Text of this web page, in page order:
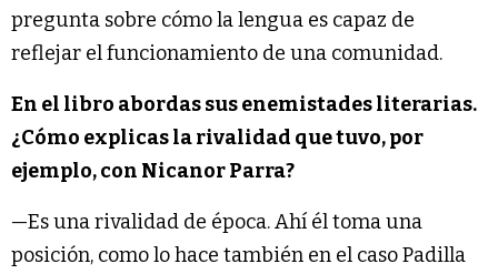
pregunta sobre cómo la lengua es capaz de
reflejar el funcionamiento de una comunidad.
En el libro abordas sus enemistades literarias.
¿Cómo explicas la rivalidad que tuvo, por
ejemplo, con Nicanor Parra?
—Es una rivalidad de época. Ahí él toma una
posición, como lo hace también en el caso Padilla